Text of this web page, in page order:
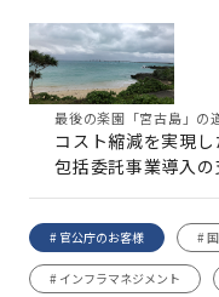
最後の楽園「宮古島」の
コスト縮減を実現し
包括委託事業導入
# 官公庁のお客様 #
# インフラマネジメント